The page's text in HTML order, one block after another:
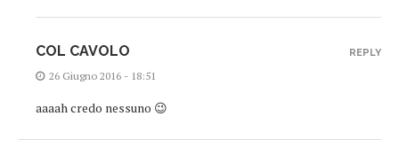
COL CAVOLO
26 Giugno 2016 - 18:51
aaaah credo nessuno 😉
REPLY